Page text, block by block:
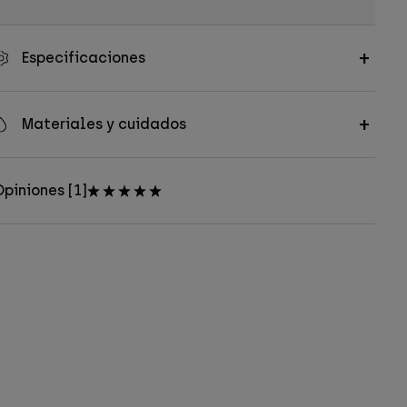
Especificaciones
Materiales y cuidados
[1]